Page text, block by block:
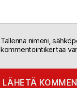
Tallenna nimeni,
kommentointikertaa